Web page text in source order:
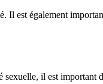
Il est également
il est important